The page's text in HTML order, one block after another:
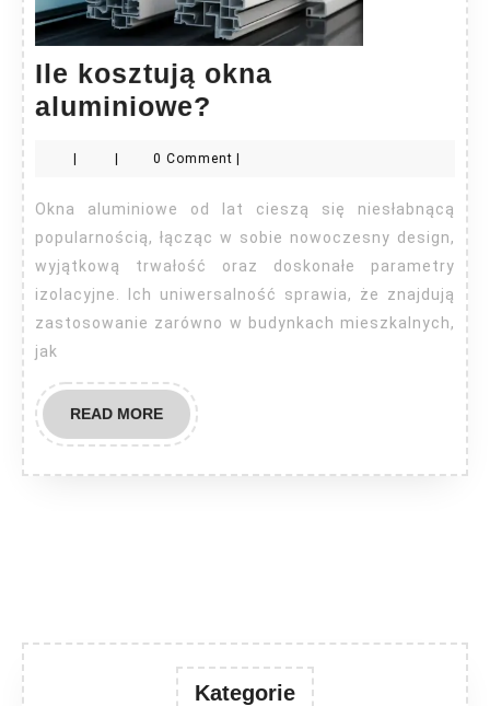
Ile kosztują okna
aluminiowe?
okna
aluminiowe?
0 Comment
Okna aluminiowe od lat cieszą się niesłabnącą
popularnością, łącząc w sobie nowoczesny design,
wyjątkową trwałość oraz doskonałe parametry
izolacyjne. Ich uniwersalność sprawia, że znajdują
zastosowanie zarówno w budynkach mieszkalnych,
jak
READ MOREREAD
MORE
Kategorie